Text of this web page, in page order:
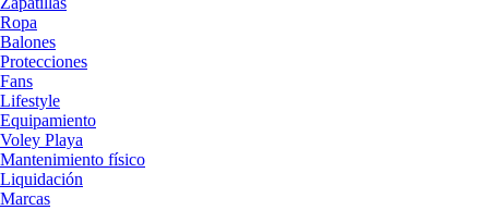
Ropa
Balones
Protecciones
Fans
Lifestyle
Equipamiento
Voley Playa
Mantenimiento físico
Liquidación
Marcas